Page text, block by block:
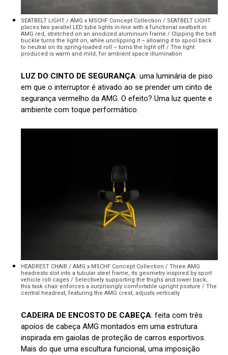
SEATBELT LIGHT / AMG x MSCHF Concept Collection / SEATBELT LIGHT
places two parallel LED tube lights in-line with a functional seatbelt in
AMG red, stretched on an anodized aluminium frame / Clipping the belt
buckle turns the light on, while unclipping it – allowing it to spool back
to neutral on its spring-loaded roll – turns the light off / The light
produced is warm and mild, for ambient space illumination
LUZ DO CINTO DE SEGURANÇA: uma luminária de piso
em que o interruptor é ativado ao se prender um cinto de
segurança vermelho da AMG. O efeito? Uma luz quente e
ambiente com toque performático.
HEADREST CHAIR / AMG x MSCHF Concept Collection / Three AMG
headrests slot into a tubular steel frame, its geometry inspired by sport
vehicle roll cages / Selectively supporting the thighs and lower back,
this task chair enforces a surprisingly comfortable upright posture / The
central headrest, featuring the AMG crest, adjusts vertically
CADEIRA DE ENCOSTO DE CABEÇA: feita com três
apoios de cabeça AMG montados em uma estrutura
inspirada em gaiolas de proteção de carros esportivos.
Mais do que uma escultura funcional, uma imposição